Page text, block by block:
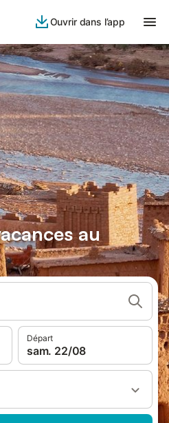
Ouvrir dans l’app
au
Départ
sam. 22/08